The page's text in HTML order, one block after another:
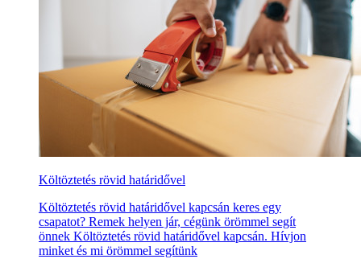
Költöztetés rövid határidővel
Költöztetés rövid határidővel kapcsán keres egy
csapatot? Remek helyen jár, cégünk örömmel segít
önnek Költöztetés rövid határidővel kapcsán. Hívjon
minket és mi örömmel segítünk